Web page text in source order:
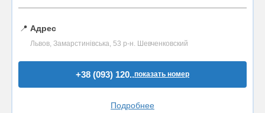
📍 Адрес
Львов, Замарстинівська, 53 р-н. Шевченковский
+38 (093) 120..показать номер
Подробнее